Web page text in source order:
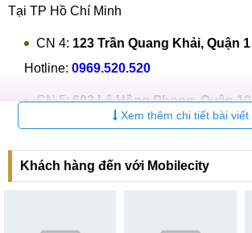
Tại TP Hồ Chí Minh
CN 4: 123 Trần Quang Khải, Quận 1
Hotline: 0969.520.520
CN 5:602 Lê Hồng Phong, Quận 10
Hotline:097.3333.602
Tại Đà Nẵng
Xem thêm chi tiết bài viết
Khách hàng đến với Mobilecity